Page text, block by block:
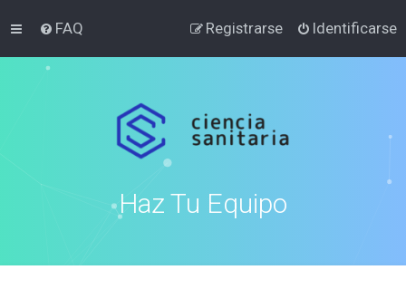
FAQ Identificarse
Registrarse
Haz Tu Equipo